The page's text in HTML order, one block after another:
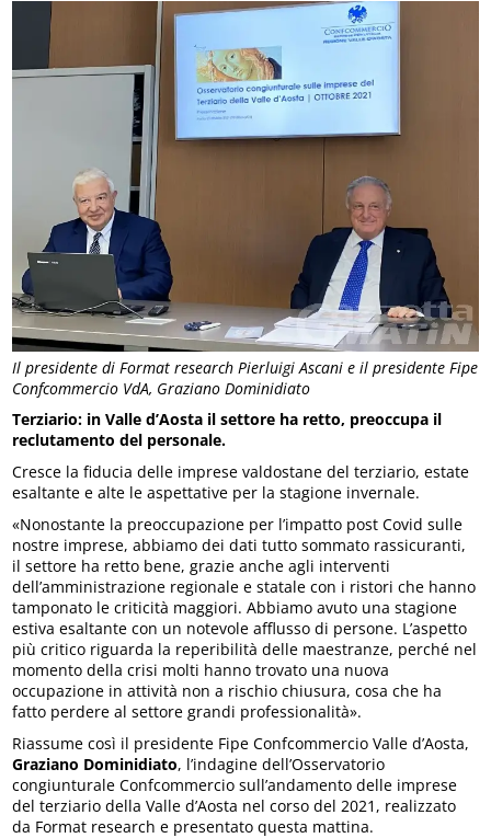
Il presidente di Format research Pierluigi Ascani e il presidente Fipe
Confcommercio VdA, Graziano Dominidiato
Terziario: in Valle d’Aosta il settore ha retto, preoccupa il
reclutamento del personale.
Cresce la fiducia delle imprese valdostane del terziario, estate
esaltante e alte le aspettative per la stagione invernale.
«Nonostante la preoccupazione per l’impatto post Covid sulle
nostre imprese, abbiamo dei dati tutto sommato rassicuranti,
il settore ha retto bene, grazie anche agli interventi
dell’amministrazione regionale e statale con i ristori che hanno
tamponato le criticità maggiori. Abbiamo avuto una stagione
estiva esaltante con un notevole afflusso di persone. L’aspetto
più critico riguarda la reperibilità delle maestranze, perché nel
momento della crisi molti hanno trovato una nuova
occupazione in attività non a rischio chiusura, cosa che ha
fatto perdere al settore grandi professionalità».
Riassume così il presidente Fipe Confcommercio Valle d’Aosta,
Graziano Dominidiato, l’indagine dell’Osservatorio
congiunturale Confcommercio sull’andamento delle imprese
del terziario della Valle d’Aosta nel corso del 2021, realizzato
da Format research e presentato questa mattina.